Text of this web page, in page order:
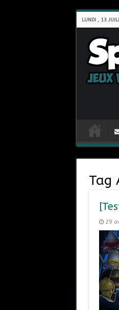
LUNDI , 13
Tag
29